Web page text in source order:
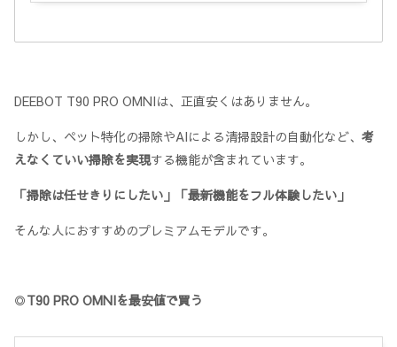
DEEBOT T90 PRO OMNIは、正直安くはありません。
しかし、ペット特化の掃除やAIによる清掃設計の自動化など、 考
えなくていい掃除を実現する機能が含まれています。
「掃除は任せきりにしたい」「最新機能をフル体験したい」
そんな人におすすめのプレミアムモデルです。
◎T90 PRO OMNIを最安値で買う